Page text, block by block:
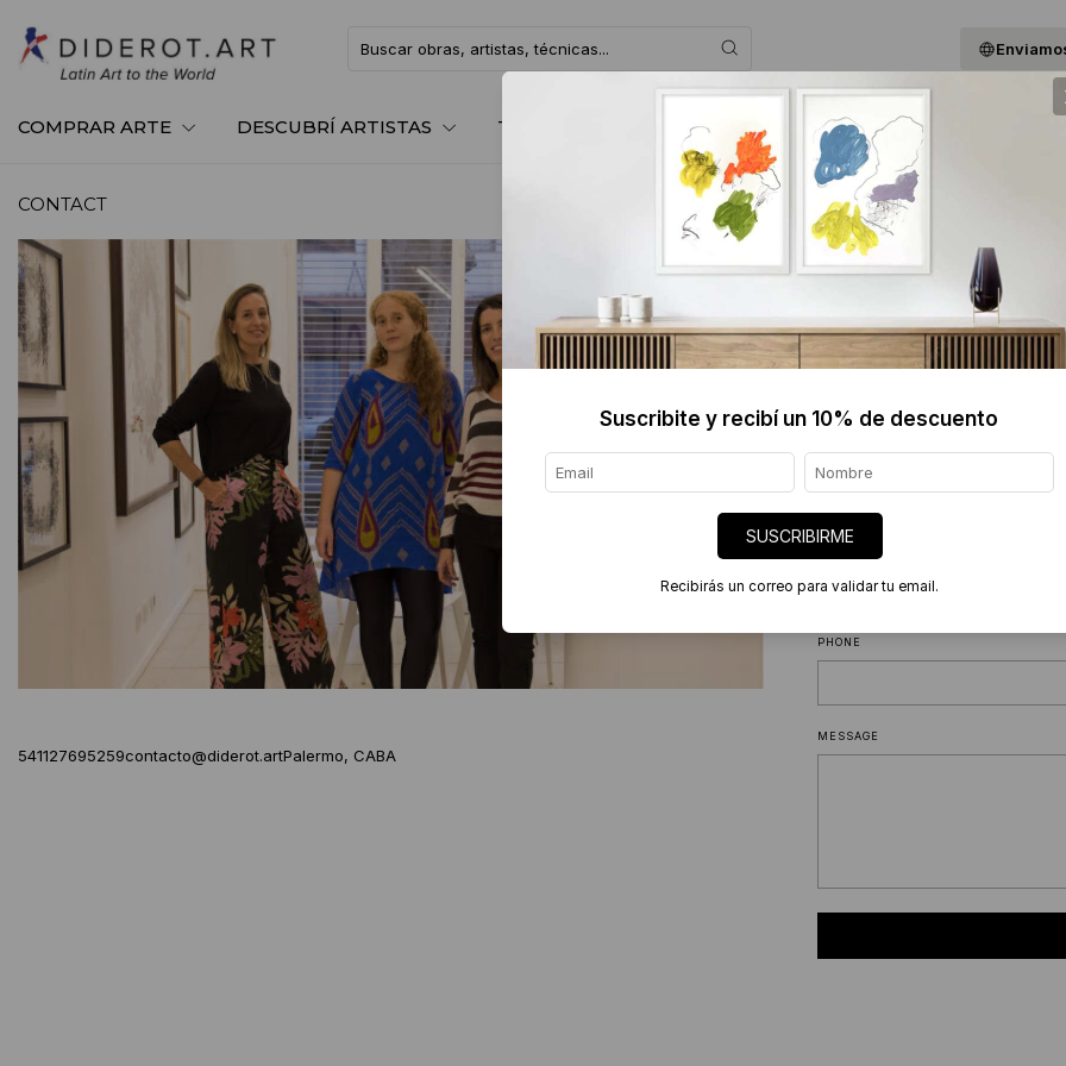
COMPRAR ARTE DESCUBRÍ ARTISTAS TE ASESORAMOS BLOG QUIENES SOMOS
CONTACT
541127695259contacto@diderot.artPalermo, CABA
You are
Sofia Gallo.
NAME
PHONE
MESSAGE
Suscribite y recibí un 10% de descuento
SUSCRIBIRME
Recibirás un correo para validar tu email.